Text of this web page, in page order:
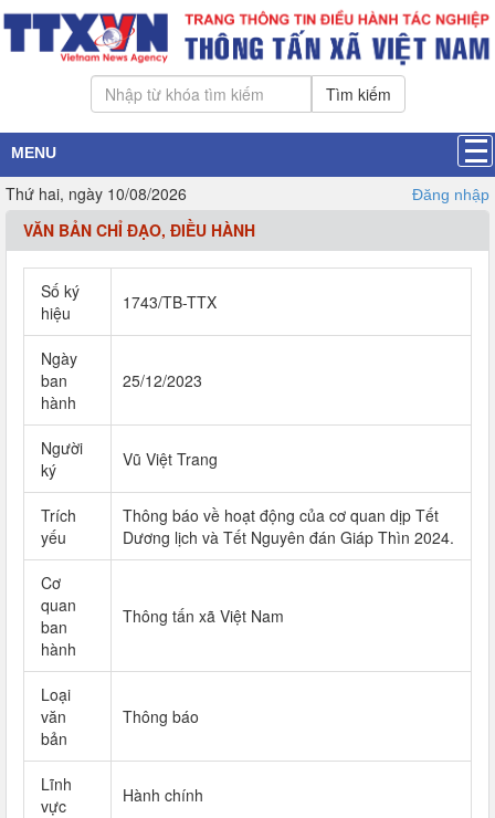
Tìm kiếm
MENU
Thứ hai, ngày 10/08/2026 Đăng nhập
VĂN BẢN CHỈ ĐẠO, ĐIỀU HÀNH
Số ký
hiệu
1743/TB-TTX
Ngày
ban
hành
25/12/2023
Người
ký
Vũ Việt Trang
Trích
yếu
Thông báo về hoạt động của cơ quan dịp Tết
Dương lịch và Tết Nguyên đán Giáp Thìn 2024.
Cơ
quan
ban
hành
Thông tấn xã Việt Nam
Loại
văn
bản
Thông báo
Lĩnh
vực
Hành chính